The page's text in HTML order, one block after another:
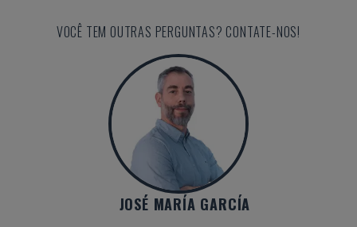
VOCÊ TEM OUTRAS PERGUNTAS? CONTATE-NOS!
JOSÉ MARÍA GARCÍA